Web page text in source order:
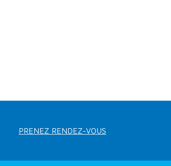
PRENEZ RENDEZ-VOUS